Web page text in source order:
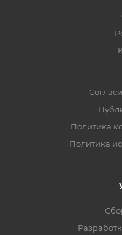
Политика
Политика